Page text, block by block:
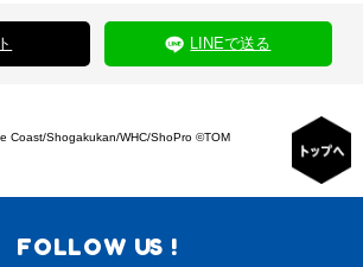
LINEで送る
Coast/Shogakukan/WHC/ShoPro ©TOM
FOLLOW US !